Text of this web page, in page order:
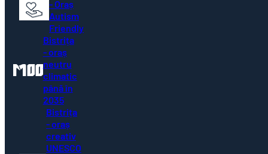
- Oraș
Autism
Friendly
Bistrița
- oraș
neutru
climatic
până în
2035
Bistrița
- oraș
creativ
UNESCO